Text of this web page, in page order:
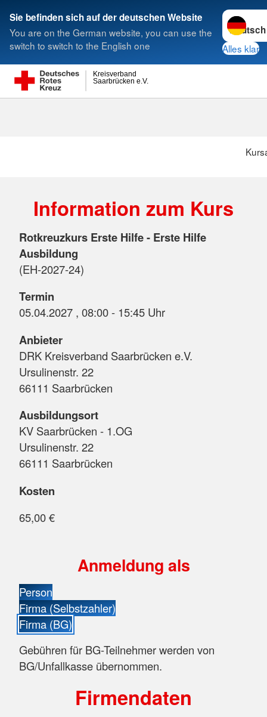
Sie befinden sich auf der deutschen Website
You are on the German website, you can use the
switch to switch to the English one
Sprache
Alles klar
Saarbrücken e.V.
Kreisverband
Suche
Information zum Kurs
Rotkreuzkurs Erste Hilfe - Erste Hilfe
Ausbildung
(EH-2027-24)
Termin
05.04.2027 , 08:00 - 15:45 Uhr
Anbieter
DRK Kreisverband Saarbrücken e.V.
Ursulinenstr. 22
66111 Saarbrücken
Ausbildungsort
KV Saarbrücken - 1.OG
Ursulinenstr. 22
66111 Saarbrücken
Kosten
65,00 €
Anmeldung als
Person
Firma (Selbstzahler)
Firma (BG)
Gebühren für BG-Teilnehmer werden von
BG/Unfallkasse übernommen.
Firmendaten